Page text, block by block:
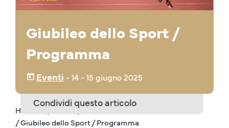
Giubileo dello Sport /
Programma
Eventi ‒ 14 - 15 giugno 2025
Condividi questo articolo
Home IT / Eventi / 2025
/ Giubileo dello Sport / Programma